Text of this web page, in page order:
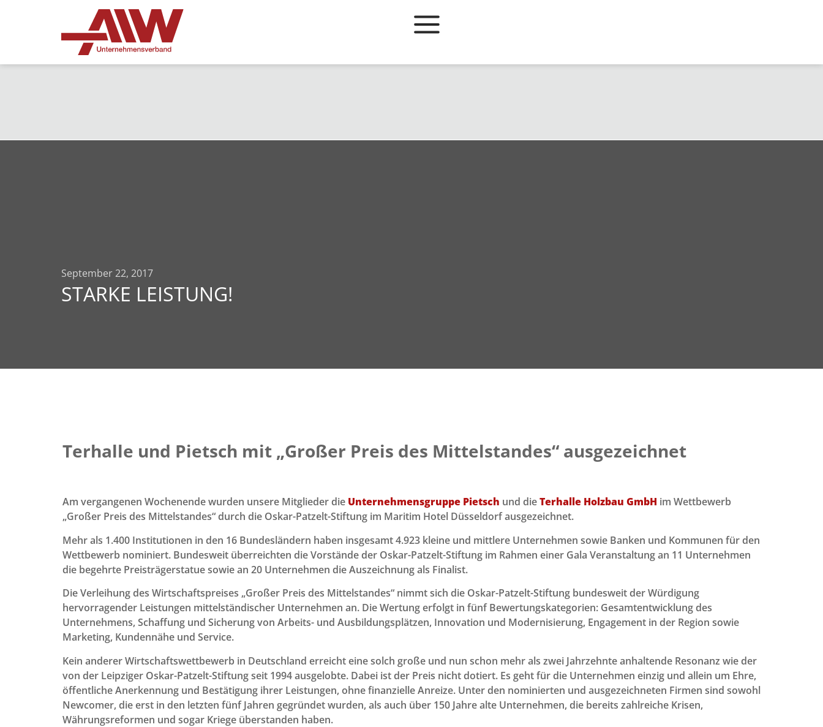
September 22, 2017
STARKE LEISTUNG!
Terhalle und Pietsch mit „Großer Preis des Mittelstandes“ ausgezeichnet
Am vergangenen Wochenende wurden unsere Mitglieder die Unternehmensgruppe Pietsch und dieTerhalle Holzbau GmbH im Wettbewerb
„Großer Preis des Mittelstandes“ durch die Oskar-Patzelt-Stiftung im Maritim Hotel Düsseldorf ausgezeichnet.
Mehr als 1.400 Institutionen in den 16 Bundesländern haben insgesamt 4.923 kleine und mittlere Unternehmen sowie Banken und Kommunen für den
Wettbewerb nominiert. Bundesweit überreichten die Vorstände der Oskar-Patzelt-Stiftung im Rahmen einer Gala Veranstaltung an 11 Unternehmen
die begehrte Preisträgerstatue sowie an 20 Unternehmen die Auszeichnung als Finalist.
Die Verleihung des Wirtschaftspreises „Großer Preis des Mittelstandes“ nimmt sich die Oskar-Patzelt-Stiftung bundesweit der Würdigung
hervorragender Leistungen mittelständischer Unternehmen an. Die Wertung erfolgt in fünf Bewertungskategorien: Gesamtentwicklung des
Unternehmens, Schaffung und Sicherung von Arbeits- und Ausbildungsplätzen, Innovation und Modernisierung, Engagement in der Region sowie
Marketing, Kundennähe und Service.
Kein anderer Wirtschaftswettbewerb in Deutschland erreicht eine solch große und nun schon mehr als zwei Jahrzehnte anhaltende Resonanz wie der
von der Leipziger Oskar-Patzelt-Stiftung seit 1994 ausgelobte. Dabei ist der Preis nicht dotiert. Es geht für die Unternehmen einzig und allein um Ehre,
öffentliche Anerkennung und Bestätigung ihrer Leistungen, ohne finanzielle Anreize. Unter den nominierten und ausgezeichneten Firmen sind sowohl
Newcomer, die erst in den letzten fünf Jahren gegründet wurden, als auch über 150 Jahre alte Unternehmen, die bereits zahlreiche Krisen,
Währungsreformen und sogar Kriege überstanden haben.